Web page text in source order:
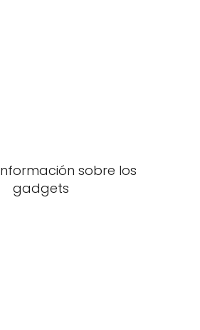
sobre los
gadgets